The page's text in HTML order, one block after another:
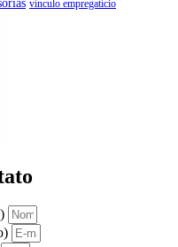
vínculo empregatício